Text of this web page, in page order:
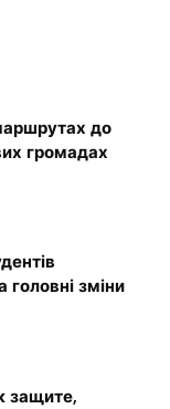
до
громадах
головні зміни
защите,